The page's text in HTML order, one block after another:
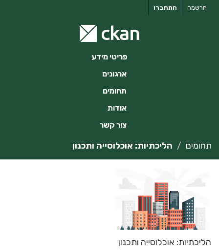
התחברו הרשמה
פריטי מידע
ארגונים
תחומים
אודות
צור קשר
תחומים הליכתיות: אוכלוסייה ותכנון
הליכתיות: אוכלוסייה ותכנון